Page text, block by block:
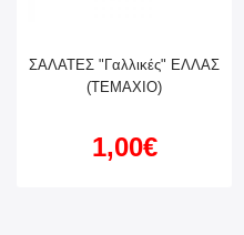
ΣΑΛΑΤΕΣ "Γαλλικές" ΕΛΛΑΣ
(ΤΕΜΑΧΙΟ)
1,00€